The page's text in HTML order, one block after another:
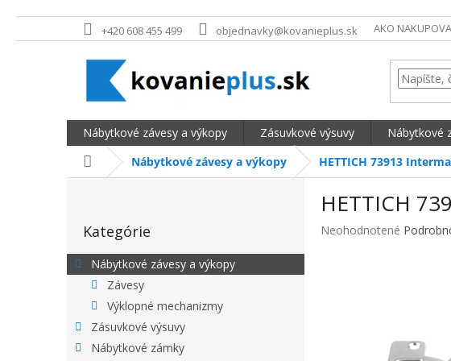
Prejsť na obsah +420 608 455 499 objednavky@kovanieplus.sk AKO
Nábytkové závesy a výkopy Zásuvkové výsuvy Nábytkové
DomovNábytkové závesy a výkopy HETTICH 73913
BOČNÝ PANEL
Kategórie
Nábytkové závesy a výkopy
Závesy
Výklopné mechanizmy
Zásuvkové výsuvy
Nábytkové zámky
HETTICH
Priemerné hodnotenie
Neohodnotené